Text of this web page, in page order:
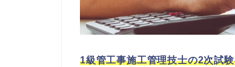
1級管工事施工管理技士の2次試